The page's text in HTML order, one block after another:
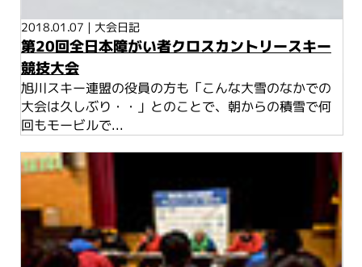
2018.01.07 | 大会日記
第20回全日本障がい者クロスカントリースキー
競技大会
旭川スキー連盟の役員の方も「こんな大雪のなかでの
大会は久しぶり・・」とのことで、朝からの積雪で何
回もモービルで...